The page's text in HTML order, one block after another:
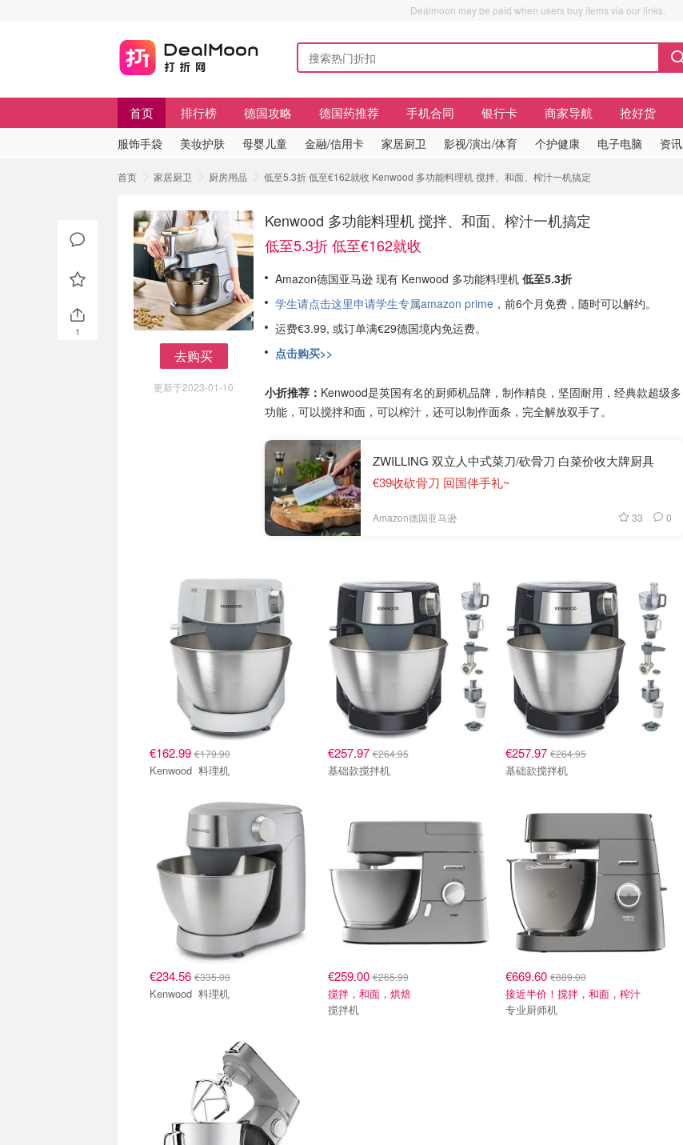
Dealmoon may be paid when users buy items via our links.
首页 排行榜 德国攻略 德国药推荐 手机合同 银行卡 商家导航 抢好货
服饰手袋 美妆护肤 母婴儿童 金融/信用卡 家居厨卫 影视/演出/体育 个护健康 电子电脑 资讯
首页 家居厨卫 厨房用品 低至5.3折 低至€162就收 Kenwood 多功能料理机 搅拌、和面、榨汁一机搞定
去购买
更新于2023-01-10
Kenwood 多功能料理机 搅拌、和面、榨汁一机搞定
低至5.3折 低至€162就收
Amazon德国亚马逊 现有 Kenwood 多功能料理机 低至5.3折
学生请点击这里申请学生专属amazon prime ，前6个月免费，随时可以解约。
运费€3.99, 或订单满€29德国境内免运费。
点击购买>>
小折推荐： Kenwood是英国有名的厨师机品牌，制作精良，坚固耐用，经典款超级多
功能，可以搅拌和面，可以榨汁，还可以制作面条，完全解放双手了。
ZWILLING 双立人中式菜刀/砍骨刀 白菜价收大牌厨具
€39收砍骨刀 回国伴手礼~
Amazon德国亚马逊 33 0
€162.99 €179.90
Kenwood 料理机
€257.97€264.95
基础款搅拌机
€257.97 €264.95
基础款搅拌机
€234.56 €335.00
Kenwood 料理机
€259.00€265.99
搅拌，和面，烘焙
搅拌机
€669.60 €889.00
接近半价！搅拌，和面，榨汁
专业厨师机
1